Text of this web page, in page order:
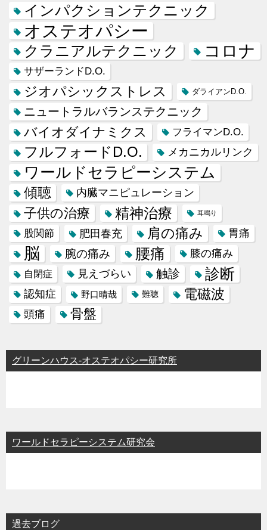
インパクションテクニック
オステオパシー
クラニアルテクニック コロナ
サザーランドD.O.
ジオパシックストレス ダライアンD.O.
ニュートラルバランステクニック
バイオダイナミクス フライマンD.O.
フルフォードD.O. メカニカルリンク
ワールドセラピーシステム
傾聴 内臓マニピュレーション
子供の治療 精神治療 耳鳴り
股関節 肥田春充 肩の痛み 胃痛
脳 腕の痛み 腰痛 膝の痛み
自閉症 見えづらい 触診 診断
認知症 野口晴哉 難聴 電磁波
頭痛 骨盤
グリーンハウス-オステオパシー研究所
ワールドセラピーシステム研究会
過去ブログ